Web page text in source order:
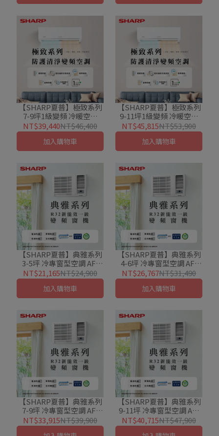
【SHARP夏普】極致系列
7-9坪1級變頻 冷暖空調
(AE-50BESH/AY-50BESH-
W)
NT$39,440NT$46,400
加入購物車
【SHARP夏普】極致系列
9-11坪1級變頻 冷暖空調
(AE-63BESH/AY-63BESH-
W)
NT$45,815NT$53,900
加入購物車
【SHARP夏普】典雅系列
3-5坪 冷專窗型空調 AF-
G280CH
NT$21,165NT$24,900
加入購物車
【SHARP夏普】典雅系列
4-6坪 冷專窗型空調 AF-
G360CH
NT$26,767NT$31,490
加入購物車
【SHARP夏普】典雅系列
7-9坪 冷專窗型空調 AF-
G500CH
NT$33,915NT$39,900
【SHARP夏普】典雅系列
9-11坪 冷專窗型空調 AF-
G630CH
NT$40,715NT$47,900